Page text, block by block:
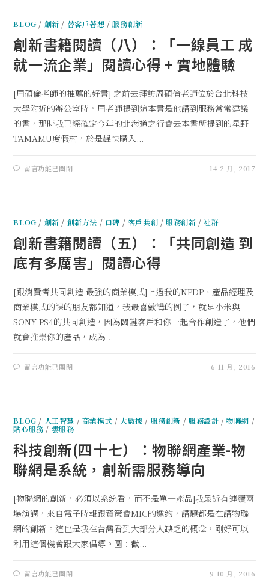
BLOG / 創新 / 替客戶著想 /服務創新
創新書籍閱讀（八）：「一線員工 成
就一流企業」閱讀心得 + 實地體驗
[周碩倫老師的推薦的好書] 之前去拜訪周碩倫老師位於台北科技
大學附近的辦公室時，周老師提到這本書是他講到服務常常建議
的書，那時我已經確定今年的北海道之行會去本書所提到的星野
TAMAMU度假村，於是趕快購入...
留言功能已關閉 14 2 月, 2017
BLOG / 創新 / 創新方法 / 口碑 / 客戶共創 /服務創新 /社群
創新書籍閱讀（五）：「共同創造 到
底有多厲害」閱讀心得
[跟消費者共同創造 最強的商業模式]上過我的NPDP、產品經理及
商業模式的課的朋友都知道，我最喜歡講的例子，就是小米與
SONY PS4的共同創造，因為關鍵客戶和你一起合作創造了，他們
就會推崇你的產品，成為...
留言功能已關閉 6 11 月, 2016
BLOG / 人工智慧 / 商業模式 /大數據 / 服務創新 / 服務設計 /物聯網 /
貼心服務 / 雲服務
科技創新(四十七）：物聯網產業-物
聯網是系統，創新需服務導向
[物聯網的創新，必須以系統看，而不是單一產品]我最近有連續兩
場演講，來自電子時報跟資策會MIC的邀約，講題都是在講物聯
網的創新。這也是我在台灣看到大部分人缺乏的概念，剛好可以
利用這個機會跟大家倡導。圖：截...
留言功能已關閉 9 10 月, 2016